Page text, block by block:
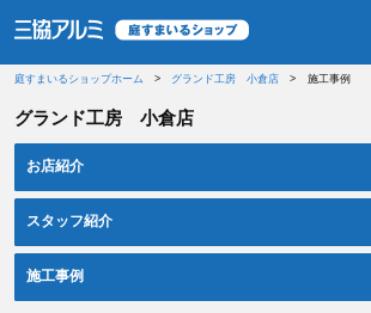
庭すまいるショップホーム グランド工房 小倉店 施工事例
グランド工房 小倉店
お店紹介
スタッフ紹介
施工事例